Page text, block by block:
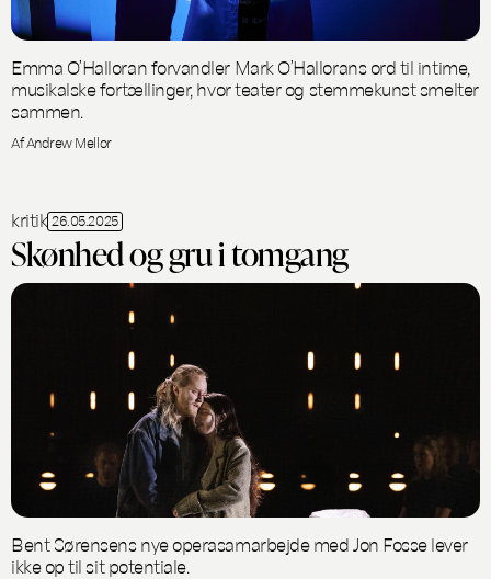
Emma O’Halloran forvandler Mark O’Hallorans ord til intime,
musikalske fortællinger, hvor teater og stemmekunst smelter
sammen.
Af Andrew Mellor
kritik 26.05.2025
Skønhed og gru i tomgang
Bent Sørensens nye operasamarbejde med Jon Fosse lever
ikke op til sit potentiale.